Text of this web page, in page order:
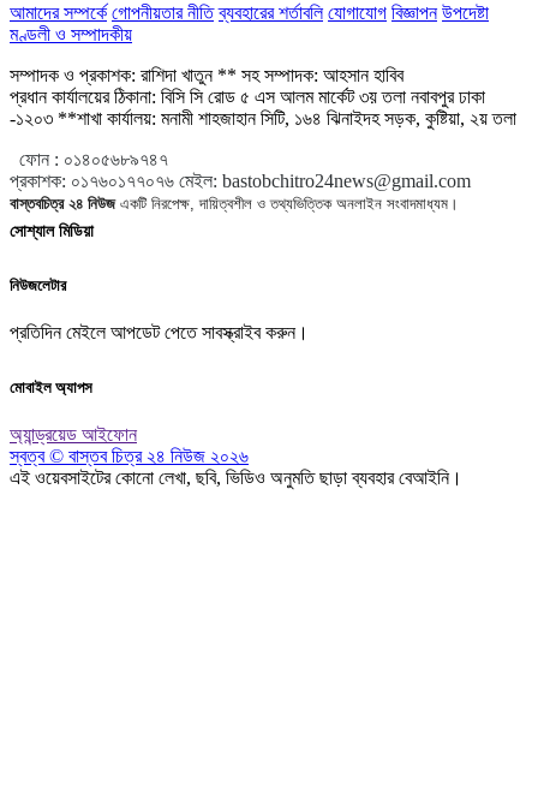
আমাদের সম্পর্কে গোপনীয়তার নীতি ব্যবহারের শর্তাবলি যোগাযোগ বিজ্ঞাপন উপদেষ্টা
মণ্ডলী ও সম্পাদকীয়
সম্পাদক ও প্রকাশক: রাশিদা খাতুন ** সহ সম্পাদক: আহসান হাবিব
প্রধান কার্যালয়ের ঠিকানা: বিসি সি রোড ৫ এস আলম মার্কেট ৩য় তলা নবাবপুর ঢাকা
-১২০৩ **শাখা কার্যালয়: মনামী শাহজাহান সিটি, ১৬৪ ঝিনাইদহ সড়ক, কুষ্টিয়া, ২য় তলা
ফোন : ০১৪০৫৬৮৯৭৪৭
প্রকাশক: ০১৭৬০১৭৭০৭৬ মেইল: bastobchitro24news@gmail.com
বাস্তবচিত্র ২৪ নিউজএকটি নিরপেক্ষ, দায়িত্বশীল ও তথ্যভিত্তিক অনলাইন সংবাদমাধ্যম।
সোশ্যাল মিডিয়া
নিউজলেটার
প্রতিদিন মেইলে আপডেট পেতে সাবস্ক্রাইব করুন।
মোবাইল অ্যাপস
অ্যান্ড্রয়েড আইফোন
স্বত্ব © বাস্তব চিত্র ২৪ নিউজ ২০২৬
এই ওয়েবসাইটের কোনো লেখা, ছবি, ভিডিও অনুমতি ছাড়া ব্যবহার বেআইনি।